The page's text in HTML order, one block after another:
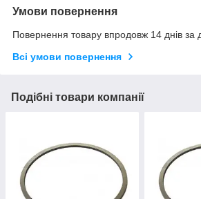
Умови повернення
Повернення товару впродовж 14 днів за
Всі умови повернення
Подібні товари компанії